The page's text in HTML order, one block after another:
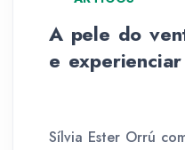
A pele do
e
Sílvia Ester Orrú